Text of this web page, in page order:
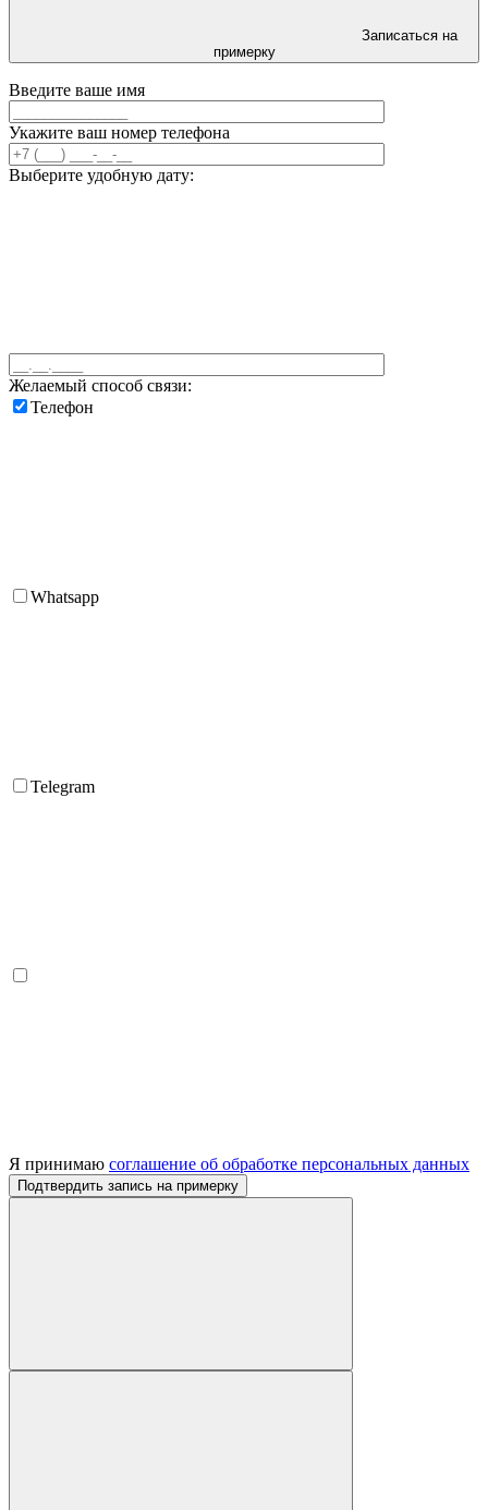
Записаться на
примерку
Введите ваше имя
Укажите ваш номер телефона
Выберите удобную дату:
Желаемый способ связи:
Телефон
Whatsapp
Telegram
Я принимаю соглашение об обработке персональных данных
Подтвердить запись на примерку